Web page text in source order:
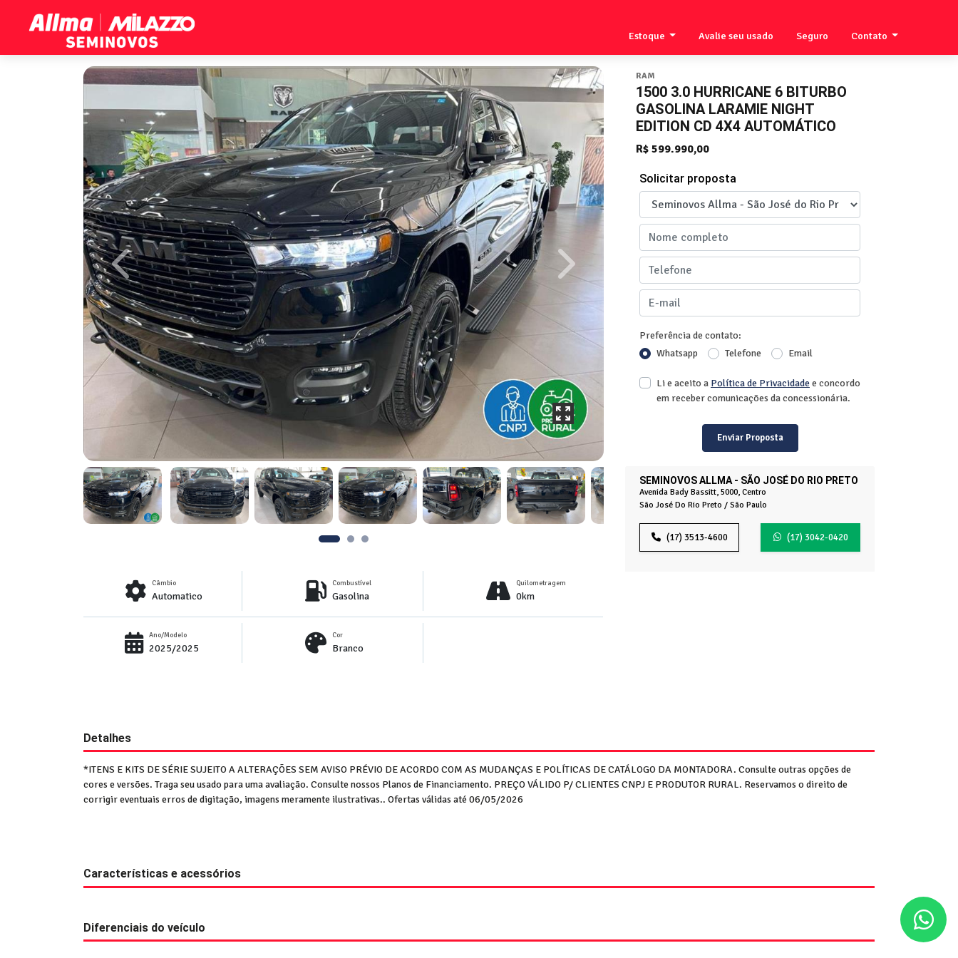
Estoque Avalie seu usado Seguro Contato
RAM
1500 3.0 HURRICANE 6 BITURBO
GASOLINA LARAMIE NIGHT
EDITION CD 4X4 AUTOMÁTICO
R$ 599.990,00
SEMINOVOS ALLMA - SÃO JOSÉ DO RIO PRETO
Avenida Bady Bassitt, 5000, Centro
São José Do Rio Preto / São Paulo
(17) 3513-4600 (17) 3042-0420
Solicitar proposta
Preferência de contato:
Whatsapp
Telefone Email
Li e aceito a Política de Privacidadee concordo
em receber comunicações da concessionária.
Enviar Proposta
Previous Next
Câmbio
Automatico
Combustível
Gasolina
Quilometragem
0km
Ano/Modelo
2025/2025
Cor
Branco
Detalhes
*ITENS E KITS DE SÉRIE SUJEITO A ALTERAÇÕES SEM AVISO PRÉVIO DE ACORDO COM AS MUDANÇAS E POLÍTICAS DE CATÁLOGO DA MONTADORA. Consulte outras opções de
cores e versões. Traga seu usado para uma avaliação. Consulte nossos Planos de Financiamento. PREÇO VÁLIDO P/ CLIENTES CNPJ E PRODUTOR RURAL. Reservamos o direito de
corrigir eventuais erros de digitação, imagens meramente ilustrativas.. Ofertas válidas até 06/05/2026
Características e acessórios
Diferenciais do veículo